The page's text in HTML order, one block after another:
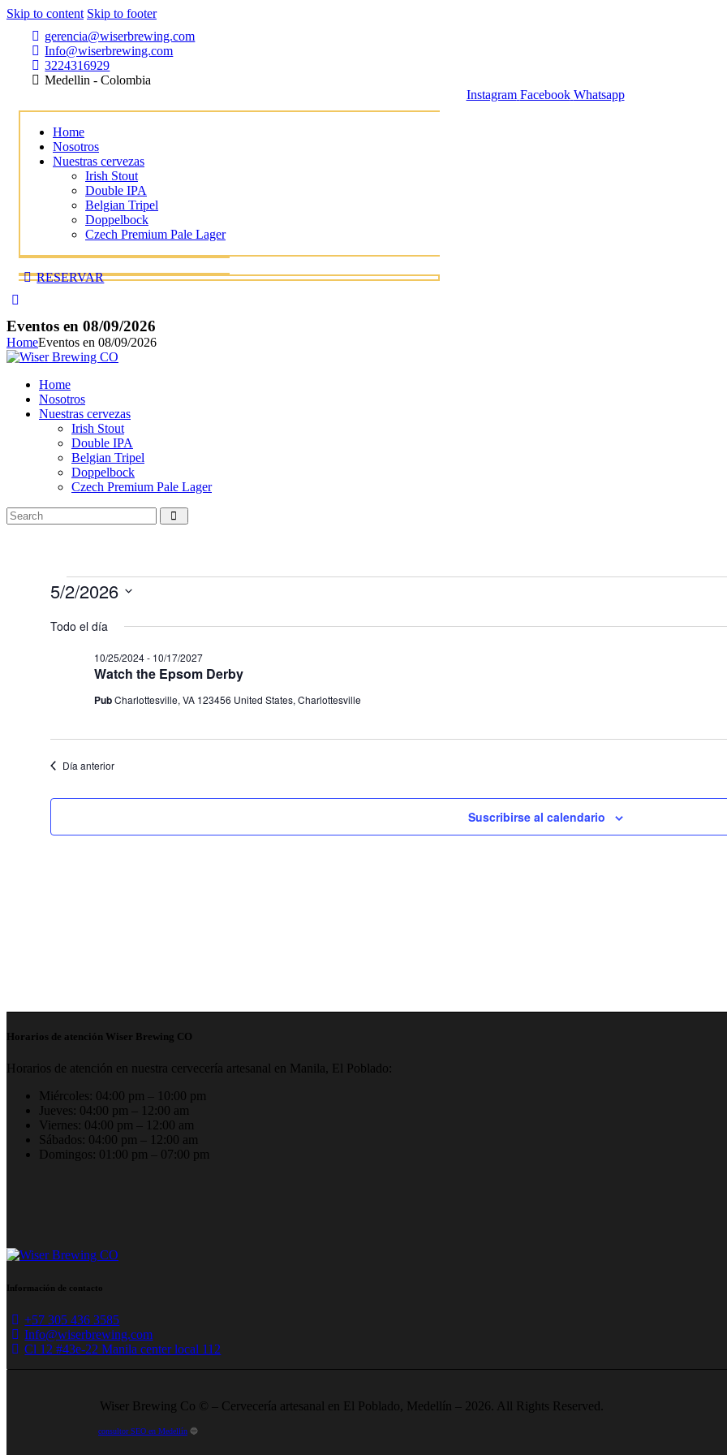
Skip to content Skip to footer
gerencia@wiserbrewing.com
Info@wiserbrewing.com
3224316929
Medellin - Colombia
Instagram Facebook Whatsapp
Home
Nosotros
Nuestras cervezas
Irish Stout
Double IPA
Belgian Tripel
Doppelbock
Czech Premium Pale Lager
RESERVAR
Eventos en 08/09/2026
HomeEventos en 08/09/2026
Home
Nosotros
Nuestras cervezas
Irish Stout
Double IPA
Belgian Tripel
Doppelbock
Czech Premium Pale Lager
Eventos
05/02/2026
5/2/2026
la
Todo el día
Watch the Epsom Derby
10/25/2024- 10/17/2027
PubCharlottesville, VA 123456 United States, Charlottesville
Día anterior
Suscribirse al calendario
Horarios de atención Wiser Brewing CO
Horarios de atención en nuestra cervecería artesanal en Manila, El Poblado:
Miércoles: 04:00 pm – 10:00 pm
Jueves: 04:00 pm – 12:00 am
Viernes: 04:00 pm – 12:00 am
Sábados: 04:00 pm – 12:00 am
Domingos: 01:00 pm – 07:00 pm
Información de contacto
+57 305 436 3585
Info@wiserbrewing.com
Cl 12 #43e-22 Manila center local 112
Wiser Brewing Co © – Cervecería artesanal en El Poblado, Medellín – 2026. All Rights Reserved.
consultor SEO en Medellín🔵